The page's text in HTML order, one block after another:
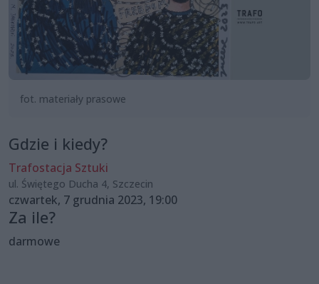
fot. materiały prasowe
Gdzie i kiedy?
Trafostacja Sztuki
ul. Świętego Ducha 4, Szczecin
czwartek, 7 grudnia 2023, 19:00
Za ile?
darmowe